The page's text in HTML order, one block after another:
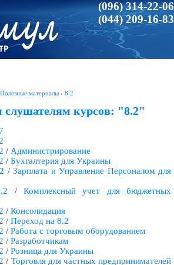
(096) 314-22-06
(044) 209-16-83
Полезные материалы › 8.2
курсов: "8.2"
/ Администрирование
/ Бухгалтерия для Украины
/Зарплата и Управление Персоналом для
/Комплексный учет для бюджетных
/ Консолидация
/ Переход на 8.2
/ Работа с торговым оборудованием
/ Разработчикам
/ Розница для Украины
/ Торговля для частных предпринимателей